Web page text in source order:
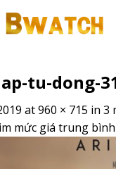
tu-dong-
at960 × 715 in 3
mức giá trung